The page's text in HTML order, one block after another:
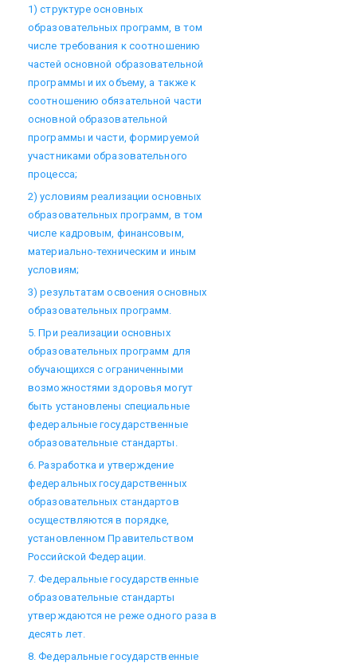
1) структуре основных
образовательных программ, в том
числе требования к соотношению
частей основной образовательной
программы и их объему, а также к
соотношению обязательной части
основной образовательной
программы и части, формируемой
участниками образовательного
процесса;
2) условиям реализации основных
образовательных программ, в том
числе кадровым, финансовым,
материально-техническим и иным
условиям;
3) результатам освоения основных
образовательных программ.
5. При реализации основных
образовательных программ для
обучающихся с ограниченными
возможностями здоровья могут
быть установлены специальные
федеральные государственные
образовательные стандарты.
6. Разработка и утверждение
федеральных государственных
образовательных стандартов
осуществляются в порядке,
установленном Правительством
Российской Федерации.
7. Федеральные государственные
образовательные стандарты
утверждаются не реже одного раза в
десять лет.
8. Федеральные государственные